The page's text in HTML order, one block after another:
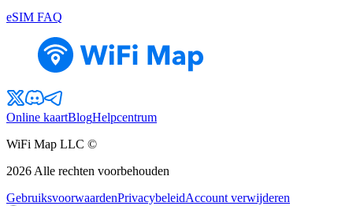
eSIM FAQ
Online kaartBlogHelpcentrum
WiFi Map LLC ©
2026 Alle rechten voorbehouden
GebruiksvoorwaardenPrivacybeleidAccount verwijderen